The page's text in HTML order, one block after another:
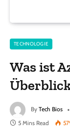
TECHNOLOGIE
Was ist
By Tech Bios
5 Mins Read